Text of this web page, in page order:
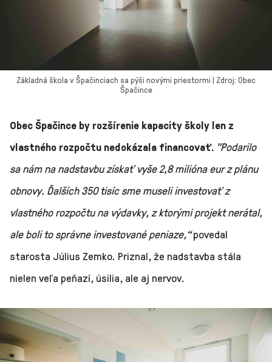
Základná škola v Špačinciach sa pýši novými priestormi | Zdroj: Obec
Špačince
Obec Špačince by rozšírenie kapacity školy len z
vlastného rozpočtu nedokázala financovať. "Podarilo
sa nám na nadstavbu získať vyše 2,8 milióna eur z plánu
obnovy. Ďalších 350 tisíc sme museli investovať z
vlastného rozpočtu na výdavky, z ktorými projekt nerátal,
ale boli to správne investované peniaze,“povedal
starosta Július Zemko. Priznal, že nadstavba stála
nielen veľa peňazí, úsilia, ale aj nervov.